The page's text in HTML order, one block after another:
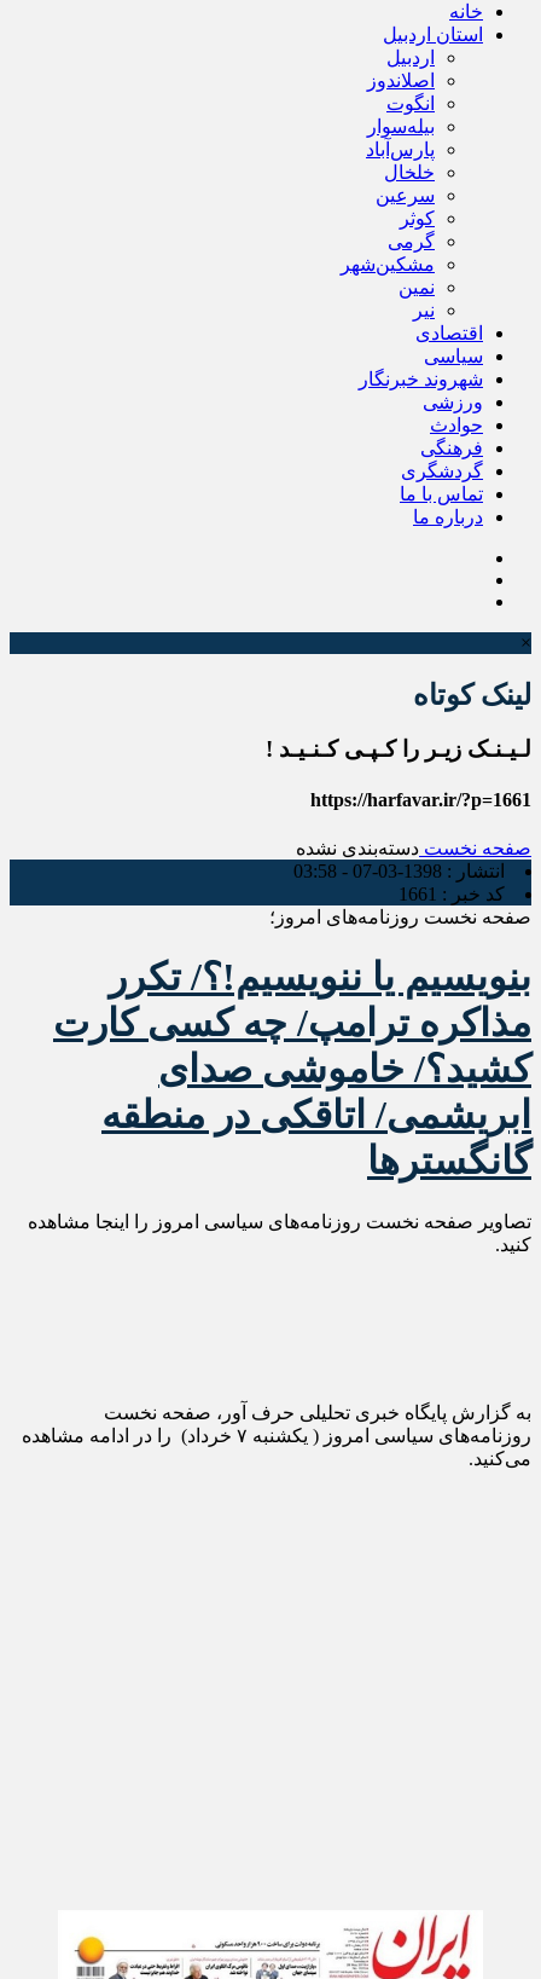
خانه
استان اردبیل
اردبیل
اصلاندوز
انگوت
بیله‌سوار
پارس‌آباد
خلخال
سرعین
کوثر
گرمی
مشکین‌شهر
نمین
نیر
اقتصادی
سیاسی
شهروند خبرنگار
ورزشی
حوادث
فرهنگی
گردشگری
تماس با ما
درباره ما
×
لینک کوتاه
لـیـنـک زیـر را کـپـی کـنـیـد !
https://harfavar.ir/?p=1661
صفحه نخست دسته‌بندی نشده
انتشار : 1398-03-07 - 03:58
کد خبر : 1661
صفحه نخست روزنامه‌های امروز؛
بنویسیم یا ننویسیم!؟/ تکرر
مذاکره ترامپ/ چه کسی کارت
کشید؟/ خاموشی صدای
ابریشمی/ اتاقکی در منطقه
گانگسترها
تصاویر صفحه نخست روزنامه‌های سیاسی امروز را اینجا مشاهده
کنید.
به گزارش پایگاه خبری تحلیلی حرف آور، صفحه نخست
روزنامه‌های سیاسی امروز ( یکشنبه ۷ خرداد) را در ادامه مشاهده
می‌کنید.